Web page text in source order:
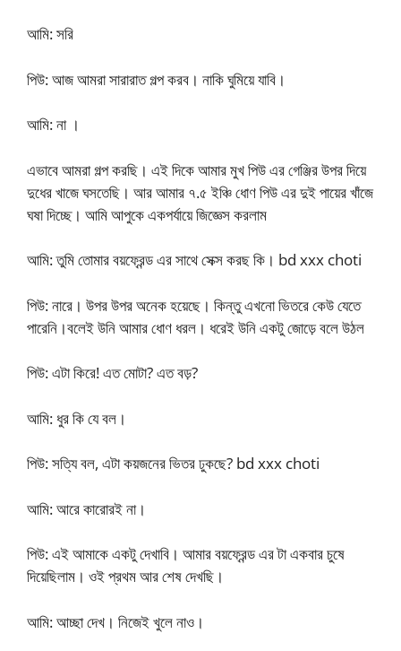
আমি: সরি
পিউ: আজ আমরা সারারাত গল্প করব। নাকি ঘুমিয়ে যাবি।
আমি: না ।
এভাবে আমরা গল্প করছি। এই দিকে আমার মুখ পিউ এর গেঞ্জির উপর দিয়ে
দুধের খাজে ঘসতেছি। আর আমার ৭.৫ ইঞ্চি ধোণ পিউ এর দুই পায়ের খাঁজে
ঘষা দিচ্ছে। আমি আপুকে একপর্যায়ে জিজ্ঞেস করলাম
আমি: তুমি তোমার বয়ফ্রেন্ড এর সাথে সেক্স করছ কি। bd xxx choti
পিউ: নারে। উপর উপর অনেক হয়েছে। কিন্তু এখনো ভিতরে কেউ যেতে
পারেনি।বলেই উনি আমার ধোণ ধরল। ধরেই উনি একটু জোড়ে বলে উঠল
পিউ: এটা কিরে! এত মোটা? এত বড়?
আমি: ধুর কি যে বল।
পিউ: সত্যি বল, এটা কয়জনের ভিতর ঢুকছে? bd xxx choti
আমি: আরে কারোরই না।
পিউ: এই আমাকে একটু দেখাবি। আমার বয়ফ্রেন্ড এর টা একবার চুষে
দিয়েছিলাম। ওই প্রথম আর শেষ দেখছি।
আমি: আচ্ছা দেখ। নিজেই খুলে নাও।